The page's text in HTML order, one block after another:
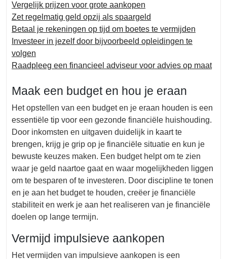
Vergelijk prijzen voor grote aankopen
Zet regelmatig geld opzij als spaargeld
Betaal je rekeningen op tijd om boetes te vermijden
Investeer in jezelf door bijvoorbeeld opleidingen te
volgen
Raadpleeg een financieel adviseur voor advies op maat
Maak een budget en hou je eraan
Het opstellen van een budget en je eraan houden is een
essentiële tip voor een gezonde financiële huishouding.
Door inkomsten en uitgaven duidelijk in kaart te
brengen, krijg je grip op je financiële situatie en kun je
bewuste keuzes maken. Een budget helpt om te zien
waar je geld naartoe gaat en waar mogelijkheden liggen
om te besparen of te investeren. Door discipline te tonen
en je aan het budget te houden, creëer je financiële
stabiliteit en werk je aan het realiseren van je financiële
doelen op lange termijn.
Vermijd impulsieve aankopen
Het vermijden van impulsieve aankopen is een